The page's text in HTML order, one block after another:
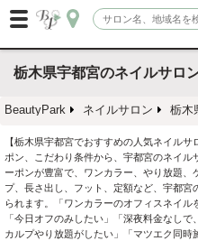
栃木県宇都宮のネイルサロ
BeautyPark ネイルサロン 栃木
【栃木県宇都宮でおすすめの人気ネイル
ポン、こだわり条件から、宇都宮のネイ
ーポンが豊富で、ワンカラー、やり放題
プ、長さ出し、フット、定額など、宇都
られます。「ワンカラーのオフィスネイル
「今日オフのみしたい」「深夜料金なし
カルプやり放題がしたい」「マツエク同